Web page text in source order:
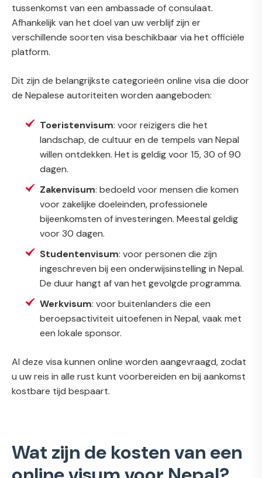
tussenkomst van een ambassade of consulaat.
Afhankelijk van het doel van uw verblijf zijn er
verschillende soorten visa beschikbaar via het officiële
platform.
Dit zijn de belangrijkste categorieën online visa die door
de Nepalese autoriteiten worden aangeboden:
Toeristenvisum: voor reizigers die het
landschap, de cultuur en de tempels van Nepal
willen ontdekken. Het is geldig voor 15, 30 of 90
dagen.
Zakenvisum: bedoeld voor mensen die komen
voor zakelijke doeleinden, professionele
bijeenkomsten of investeringen. Meestal geldig
voor 30 dagen.
Studentenvisum: voor personen die zijn
ingeschreven bij een onderwijsinstelling in Nepal.
De duur hangt af van het gevolgde programma.
Werkvisum: voor buitenlanders die een
beroepsactiviteit uitoefenen in Nepal, vaak met
een lokale sponsor.
Al deze visa kunnen online worden aangevraagd, zodat
u uw reis in alle rust kunt voorbereiden en bij aankomst
kostbare tijd bespaart.
Wat zijn de kosten van een